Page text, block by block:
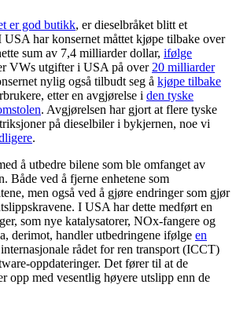
er god butikk, er dieselbråket blitt et
USA har konsernet måttet kjøpe tilbake over
sum av 7,4 milliarder dollar, ifølge
VWs utgifter i USA på over 20 milliarder
nylig også tilbudt seg å kjøpe tilbake
etter en avgjørelse i den tyske
. Avgjørelsen har gjort at flere tyske
på dieselbiler i bykjernen, noe vi
.
å utbedre bilene som ble omfanget av
Både ved å fjerne enhetene som
men også ved å gjøre endringer som gjør
I USA har dette medført en
som nye katalysatorer, NOx-fangere og
derimot, handler utbedringene ifølge en
rådet for ren transport (ICCT)
oppdateringer. Det fører til at de
opp med vesentlig høyere utslipp enn de